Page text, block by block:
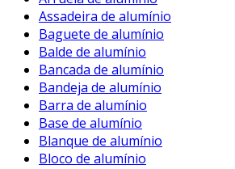
montagem é eficiente e pode ser
de forma rápida, aumentando a
produtividade na linha de
Variedade de Tamanhos e
rebites estão disponíveis em
tamanhos e formatos,
flexibilidade em aplicações
Custo-efetividade
Assadeira de alumínio
Baguete de alumínio
Balde de alumínio
Bancada de alumínio
Bandeja de alumínio
Barra de alumínio
Base de alumínio
Blanque de alumínio
Bloco de alumínio